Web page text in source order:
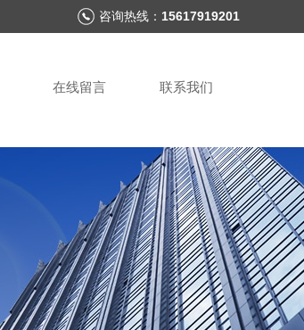
咨询热线： 15617919201
在线留言 联系我们